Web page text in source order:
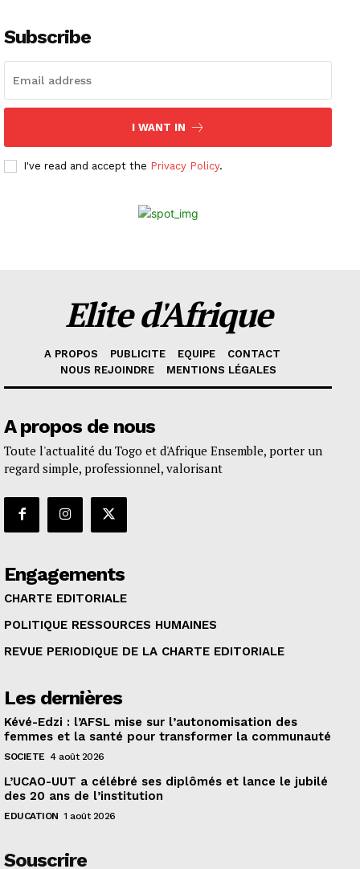
Subscribe
I WANT IN
I've read and accept the Privacy Policy.
Elite d'Afrique
A PROPOS PUBLICITE EQUIPE
CONTACT
NOUS REJOINDRE
MENTIONS LÉGALES
A propos de nous
Toute l'actualité du Togo et d'Afrique Ensemble, porter un
regard simple, professionnel, valorisant
Engagements
CHARTE EDITORIALE
POLITIQUE RESSOURCES HUMAINES
REVUE PERIODIQUE DE LA CHARTE EDITORIALE
Les dernières
Kévé-Edzi : l’AFSL mise sur l’autonomisation des
femmes et la santé pour transformer la communauté
SOCIETE 4 août 2026
L’UCAO-UUT a célébré ses diplômés et lance le jubilé
des 20 ans de l’institution
EDUCATION 1 août 2026
Souscrire